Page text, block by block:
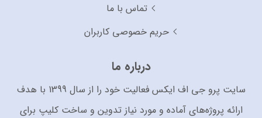
تماس با ما
حریم خصوصی کاربران
درباره ما
سایت پرو جی اف ایکس فعالیت خود را از سال 1399 با هدف
ارائه پروژه‌های آماده و مورد نیاز تدوین و ساخت کلیپ برای